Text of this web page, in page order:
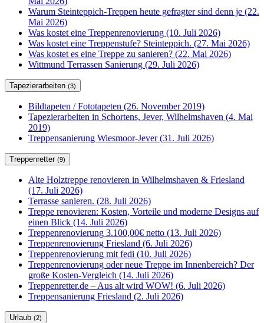
Warum Steinteppich-Treppen heute gefragter sind denn je (22.
Mai 2026)
Was kostet eine Treppenrenovierung (10. Juli 2026)
Was kostet eine Treppenstufe? Steinteppich. (27. Mai 2026)
Was kostet es eine Treppe zu sanieren? (22. Mai 2026)
Wittmund Terrassen Sanierung (29. Juli 2026)
Tapezierarbeiten (3)
Bildtapeten / Fototapeten (26. November 2019)
Tapezierarbeiten in Schortens, Jever, Wilhelmshaven (4. Mai
2019)
Treppensanierung Wiesmoor-Jever (31. Juli 2026)
Treppenretter (9)
Alte Holztreppe renovieren in Wilhelmshaven & Friesland
(17. Juli 2026)
Terrasse sanieren. (28. Juli 2026)
Treppe renovieren: Kosten, Vorteile und moderne Designs auf
einen Blick (14. Juli 2026)
Treppenrenovierung 3.100,00€ netto (13. Juli 2026)
Treppenrenovierung Friesland (6. Juli 2026)
Treppenrenovierung mit fedi (10. Juli 2026)
Treppenrenovierung oder neue Treppe im Innenbereich? Der
große Kosten-Vergleich (14. Juli 2026)
Treppenretter.de – Aus alt wird WOW! (6. Juli 2026)
Treppensanierung Friesland (2. Juli 2026)
Urlaub (2)